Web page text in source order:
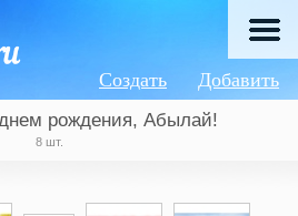
Добавить
Создать
рождения, Абылай!
8 шт.